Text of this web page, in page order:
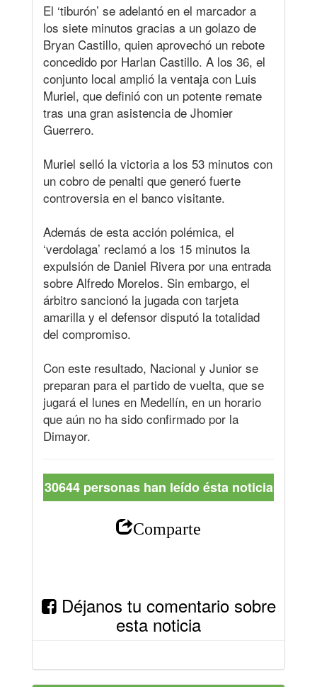
El ‘tiburón’ se adelantó en el marcador a
los siete minutos gracias a un golazo de
Bryan Castillo, quien aprovechó un rebote
concedido por Harlan Castillo. A los 36, el
conjunto local amplió la ventaja con Luis
Muriel, que definió con un potente remate
tras una gran asistencia de Jhomier
Guerrero.
Muriel selló la victoria a los 53 minutos con
un cobro de penalti que generó fuerte
controversia en el banco visitante.
Además de esta acción polémica, el
‘verdolaga’ reclamó a los 15 minutos la
expulsión de Daniel Rivera por una entrada
sobre Alfredo Morelos. Sin embargo, el
árbitro sancionó la jugada con tarjeta
amarilla y el defensor disputó la totalidad
del compromiso.
Con este resultado, Nacional y Junior se
preparan para el partido de vuelta, que se
jugará el lunes en Medellín, en un horario
que aún no ha sido confirmado por la
Dimayor.
30644 personas han leído ésta noticia
Comparte
Déjanos tu comentario sobre
esta noticia